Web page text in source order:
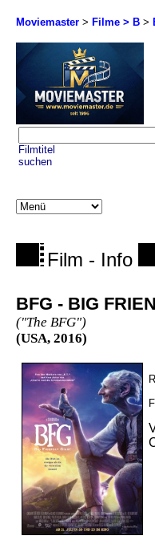
Moviemaster > Filme > B >
Filmtitel
suchen
Film - Info
BFG - BIG
("The BFG")
(USA, 2016)